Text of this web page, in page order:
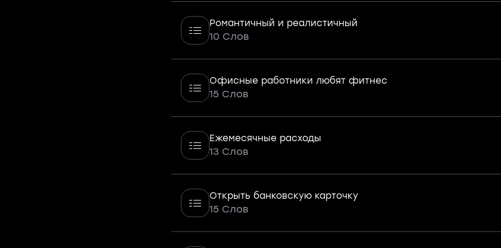
Романтичный и реалистичный
10 Слов
Офисные работники любят фитнес
15 Слов
Ежемесячные расходы
13 Слов
Открыть банковскую карточку
15 Слов